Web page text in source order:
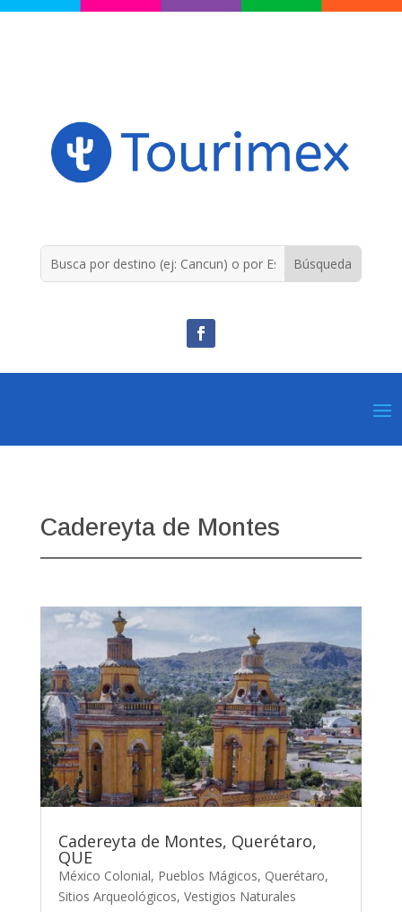
Cadereyta de Montes
Cadereyta de Montes, Querétaro,
QUE
México Colonial, Pueblos Mágicos, Querétaro,
Sitios Arqueológicos, Vestigios Naturales